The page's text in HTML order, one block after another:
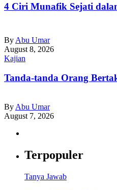
By Abu Umar
August 8, 2026
Kajian
Tanda-tanda Orang
By Abu Umar
August 7, 2026
Terpopuler
Tanya Jawab